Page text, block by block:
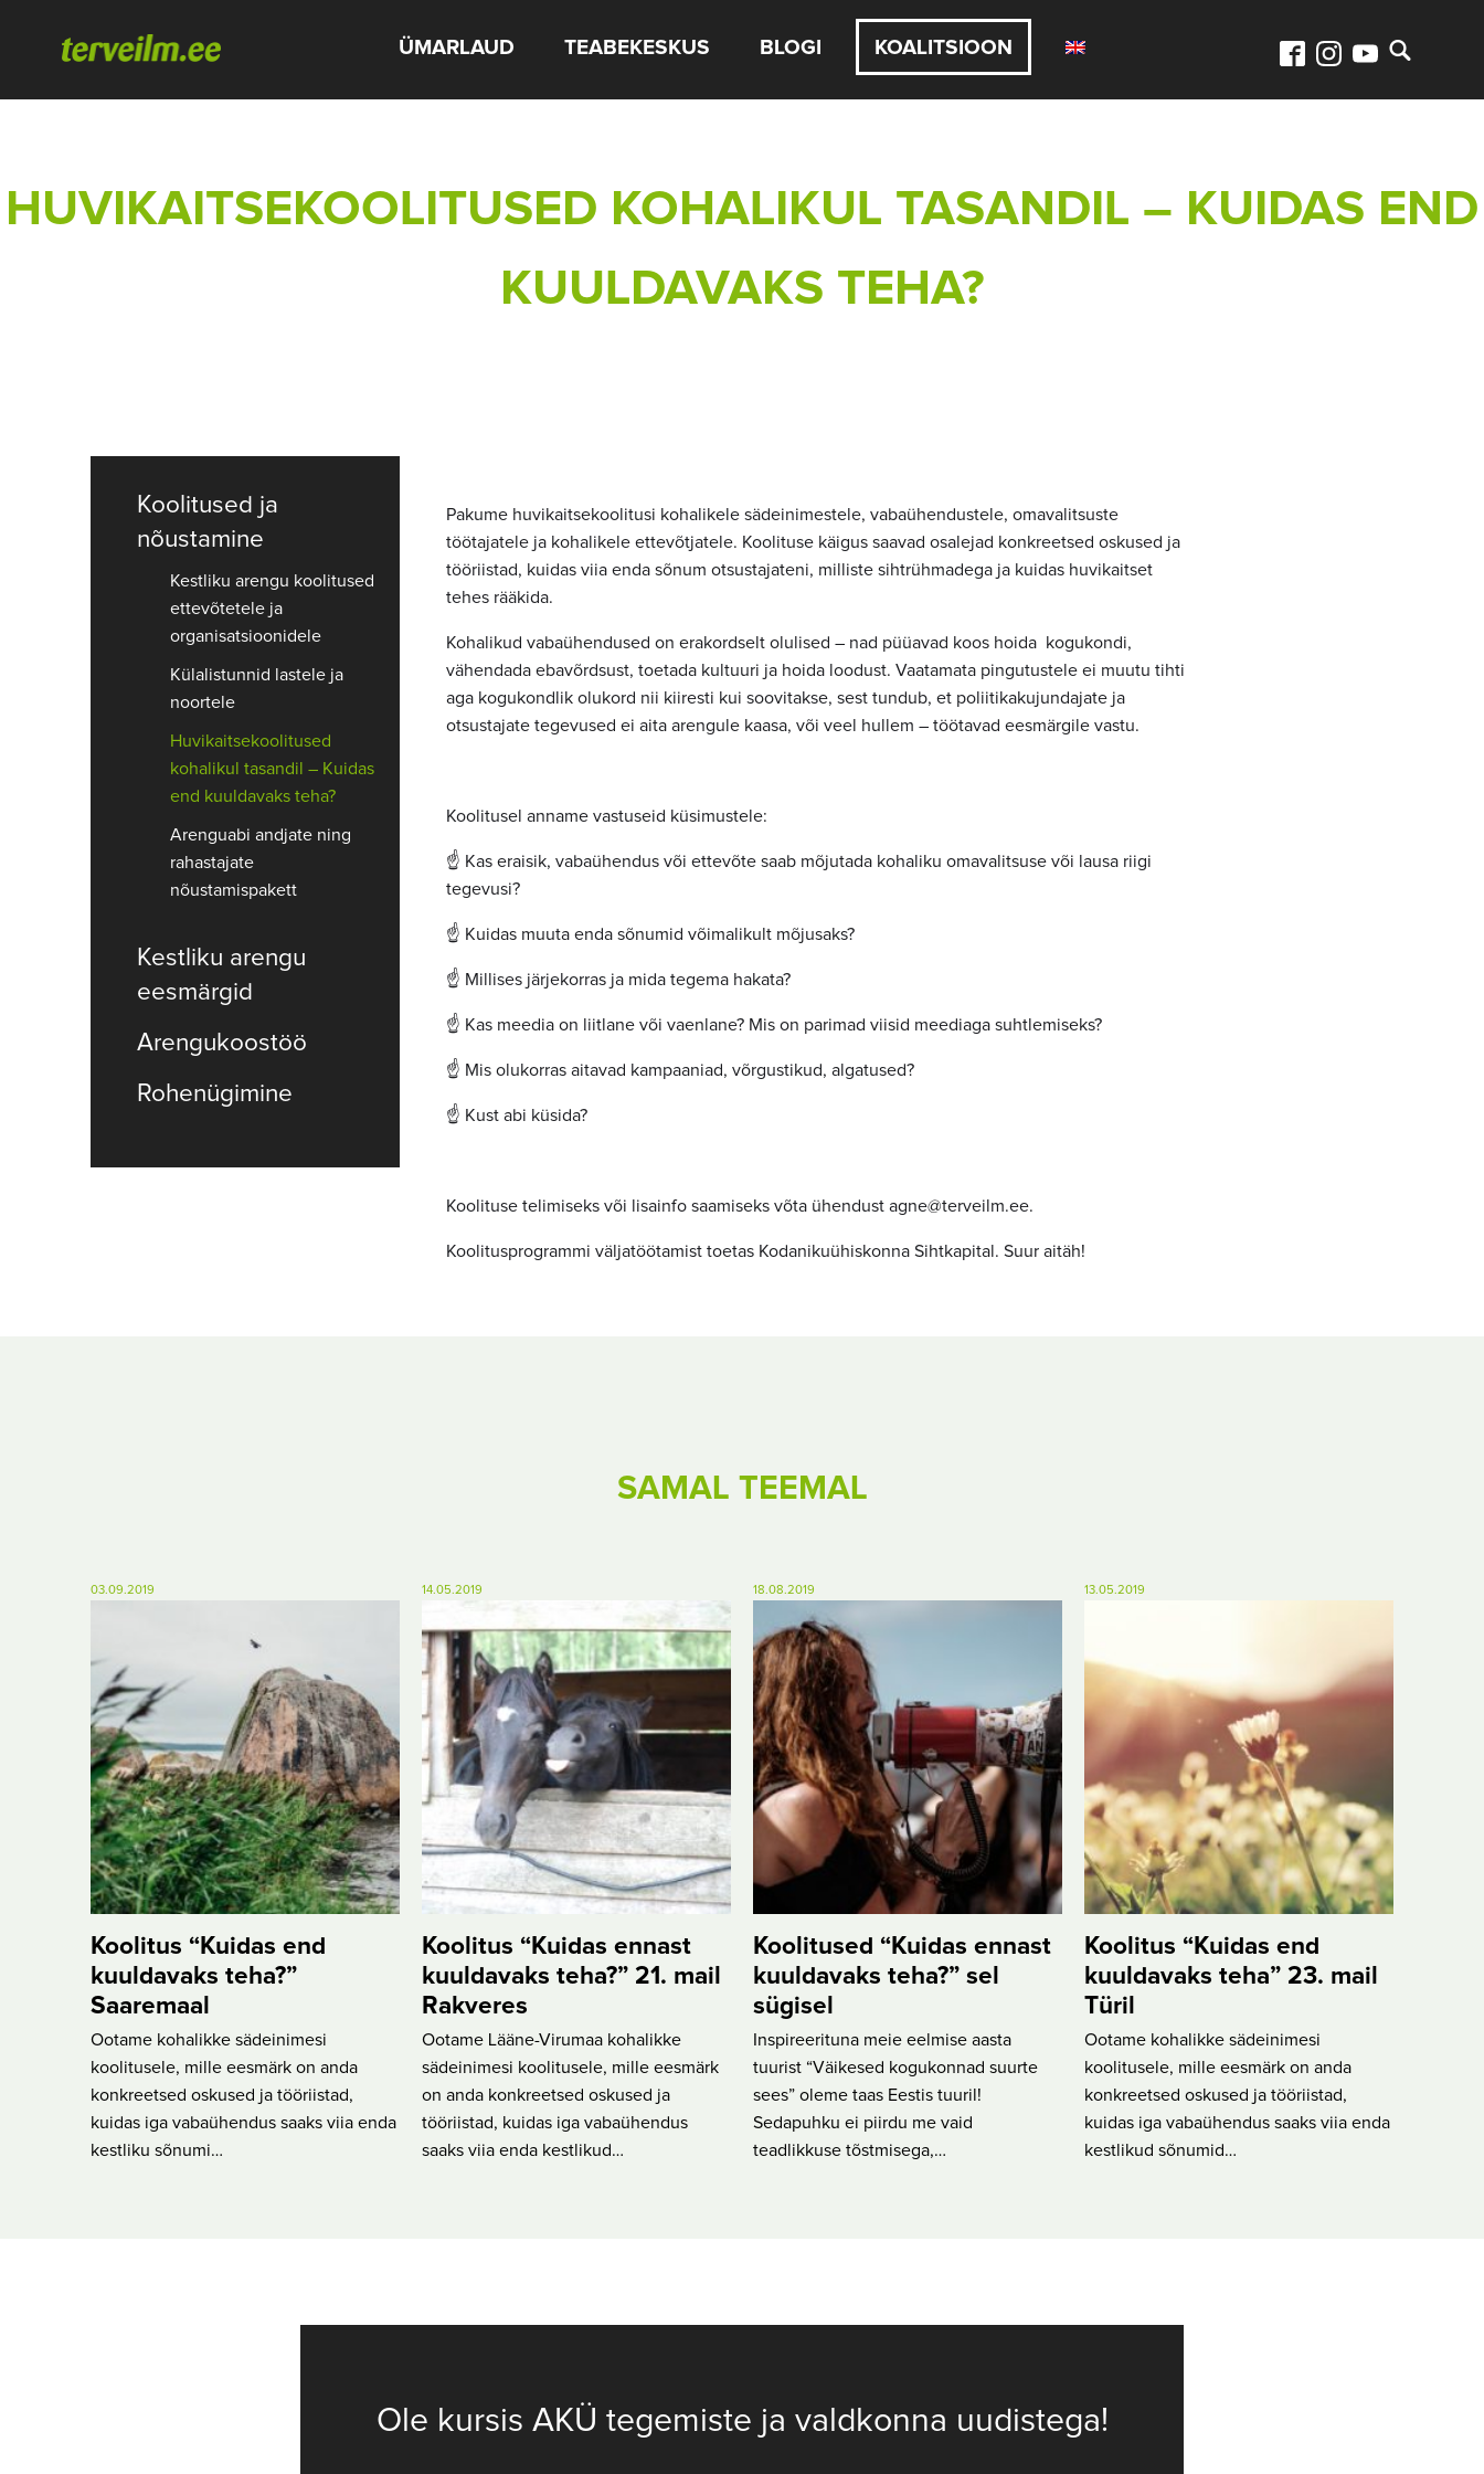
ÜMARLAUD TEABEKESKUS BLOGI KOALITSIOON
HUVIKAITSEKOOLITUSED KOHALIKUL TASANDIL – KUIDAS END
KUULDAVAKS TEHA?
Koolitused ja
nõustamine
Kestliku arengu koolitused
ettevõtetele ja
organisatsioonidele
Külalistunnid lastele ja
noortele
Huvikaitsekoolitused
kohalikul tasandil – Kuidas
end kuuldavaks teha?
Arenguabi andjate ning
rahastajate
nõustamispakett
Kestliku arengu
eesmärgid
Arengukoostöö
Rohenügimine
Pakume huvikaitsekoolitusi kohalikele sädeinimestele, vabaühendustele, omavalitsuste
töötajatele ja kohalikele ettevõtjatele. Koolituse käigus saavad osalejad konkreetsed oskused ja
tööriistad, kuidas viia enda sõnum otsustajateni, milliste sihtrühmadega ja kuidas huvikaitset
tehes rääkida.
Kohalikud vabaühendused on erakordselt olulised – nad püüavad koos hoida kogukondi,
vähendada ebavõrdsust, toetada kultuuri ja hoida loodust. Vaatamata pingutustele ei muutu tihti
aga kogukondlik olukord nii kiiresti kui soovitakse, sest tundub, et poliitikakujundajate ja
otsustajate tegevused ei aita arengule kaasa, või veel hullem – töötavad eesmärgile vastu.
Koolitusel anname vastuseid küsimustele:
☝️ Kas eraisik, vabaühendus või ettevõte saab mõjutada kohaliku omavalitsuse või lausa riigi
tegevusi?
☝️ Kuidas muuta enda sõnumid võimalikult mõjusaks?
☝️ Millises järjekorras ja mida tegema hakata?
☝️ Kas meedia on liitlane või vaenlane? Mis on parimad viisid meediaga suhtlemiseks?
☝️ Mis olukorras aitavad kampaaniad, võrgustikud, algatused?
☝️ Kust abi küsida?
Koolituse telimiseks või lisainfo saamiseks võta ühendust agne@terveilm.ee.
Koolitusprogrammi väljatöötamist toetas Kodanikuühiskonna Sihtkapital. Suur aitäh!
SAMAL TEEMAL
03.09.2019
Koolitus “Kuidas end
kuuldavaks teha?”
Saaremaal
Ootame kohalikke sädeinimesi
koolitusele, mille eesmärk on anda
konkreetsed oskused ja tööriistad,
kuidas iga vabaühendus saaks viia enda
kestliku sõnumi…
14.05.2019
Koolitus “Kuidas ennast
kuuldavaks teha?” 21. mail
Rakveres
Ootame Lääne-Virumaa kohalikke
sädeinimesi koolitusele, mille eesmärk
on anda konkreetsed oskused ja
tööriistad, kuidas iga vabaühendus
saaks viia enda kestlikud…
18.08.2019
Koolitused “Kuidas ennast
kuuldavaks teha?” sel
sügisel
Inspireerituna meie eelmise aasta
tuurist “Väikesed kogukonnad suurte
sees” oleme taas Eestis tuuril!
Sedapuhku ei piirdu me vaid
teadlikkuse tõstmisega,…
13.05.2019
Koolitus “Kuidas end
kuuldavaks teha” 23. mail
Türil
Ootame kohalikke sädeinimesi
koolitusele, mille eesmärk on anda
konkreetsed oskused ja tööriistad,
kuidas iga vabaühendus saaks viia enda
kestlikud sõnumid…
Ole kursis AKÜ tegemiste ja valdkonna uudistega!